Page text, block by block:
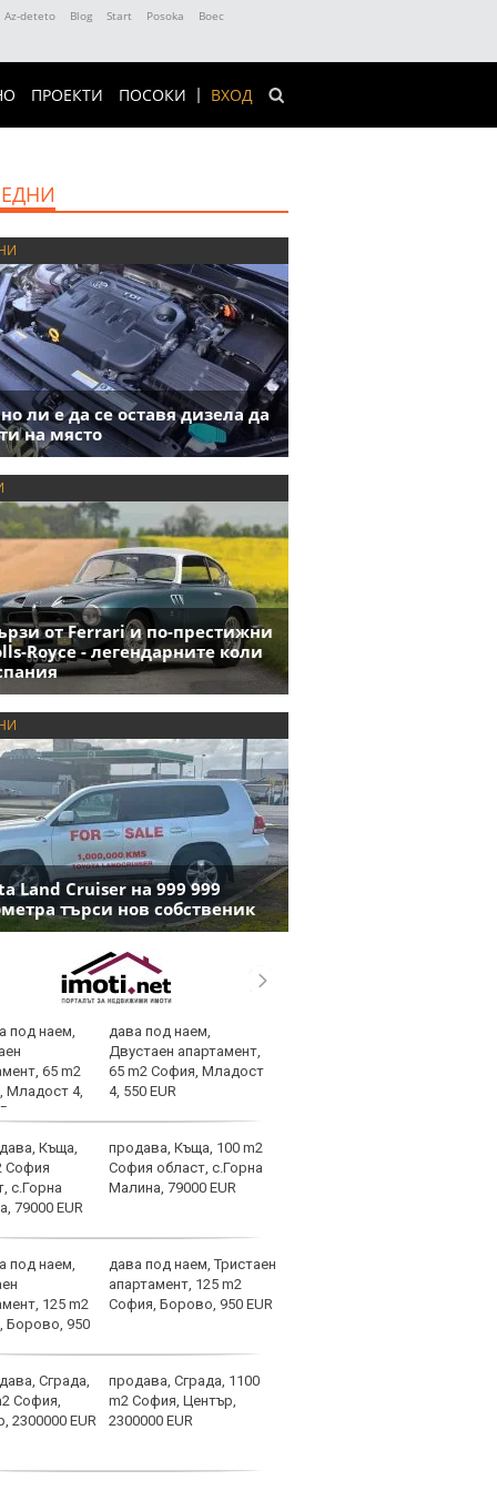
Az-deteto Blog Start Posoka
Boec
ВХОД
ПРОЕКТИ ПОСОКИ
ли е да се оставя дизела да
на място
от Ferrari и по-престижни
Royce - легендарните коли
Land Cruiser на 999 999
търси нов собственик
дава под наем,
Двустаен апартамент,
65 m2 София, Младост
4, 550 EUR
продава, Къща, 100 m2
София област, с.Горна
Малина, 79000 EUR
дава под наем, Тристаен
апартамент, 125 m2
София, Борово, 950 EUR
продава, Сграда, 1100
m2 София, Център,
2300000 EUR